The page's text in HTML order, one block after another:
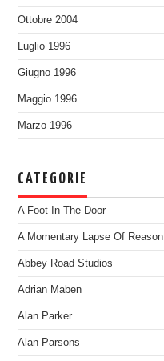
Ottobre 2004
Luglio 1996
Giugno 1996
Maggio 1996
Marzo 1996
CATEGORIE
A Foot In The Door
A Momentary Lapse Of Reason
Abbey Road Studios
Adrian Maben
Alan Parker
Alan Parsons